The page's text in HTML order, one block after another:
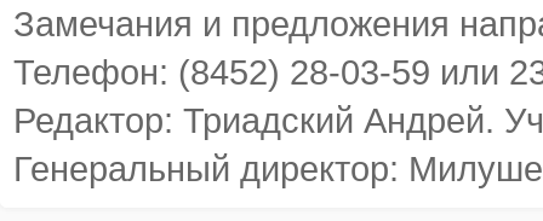
Замечания и предложения
Телефон: (8452) 28-03-59 или
Редактор: Триадский Андрей.
Генеральный директор: